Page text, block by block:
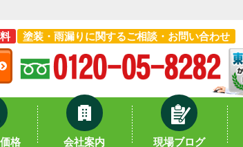
塗装・雨漏りに関するご相談・お問い合わせ
格 会社案内 現場ブログ